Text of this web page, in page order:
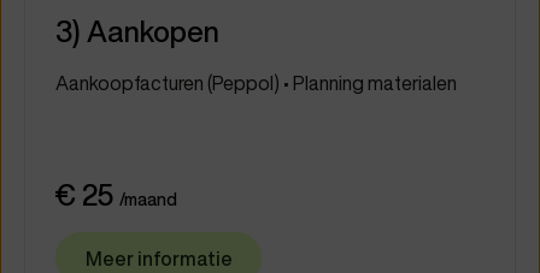
3) Aankopen
Aankoopfacturen (Peppol) • Planning materialen
€ 25 /maand
Meer informatie